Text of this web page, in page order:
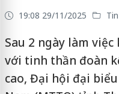
19:08 29/11/2025
Sau 2 ngày làm
với tinh thần đoàn
cao, Đại hội đại